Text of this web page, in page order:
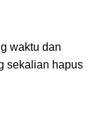
waktu dan
sekalian hapus